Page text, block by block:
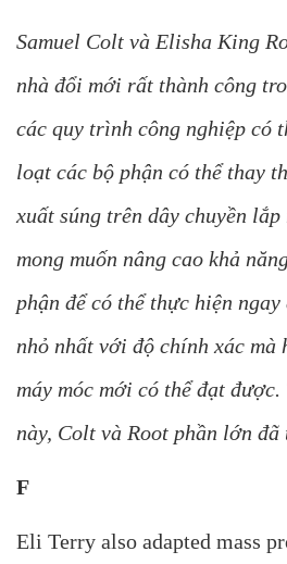
Samuel Colt và Elisha King
nhà đổi mới rất thành công
các quy trình công nghiệp có
loạt các bộ phận có thể thay
xuất súng trên dây chuyền
mong muốn nâng cao khả
phận để có thể thực hiện
nhỏ nhất với độ chính xác mà
máy móc mới có thể đạt
này, Colt và Root phần lớn đã
F
Eli Terry also adapted mass